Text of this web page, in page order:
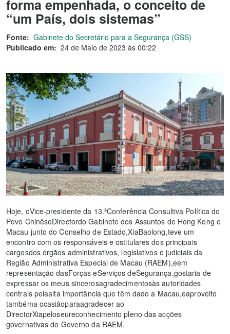
forma empenhada, o conceito de
“um País, dois sistemas”
Fonte: Gabinete do Secretário para a Segurança (GSS)
Publicado em: 24 de Maio de 2023 às 00:22
Hoje, oVice-presidente da 13.ªConferência Consultiva Política do
Povo ChinêseDirectordo Gabinete dos Assuntos de Hong Kong e
Macau junto do Conselho de Estado,XiaBaolong,teve um
encontro com os responsáveis e ostitulares dos principais
cargosdos órgãos administrativos, legislativos e judiciais da
Região Administrativa Especial de Macau (RAEM),eem
representação dasForças eServiços deSegurança,gostaria de
expressar os meus sincerosagradecimentosàs autoridades
centrais pelaalta importância que têm dado a Macau,eaproveito
tambéma ocasiãoparaagradecer ao
DirectorXiapeloseureconhecimento pleno das acções
governativas do Governo da RAEM.